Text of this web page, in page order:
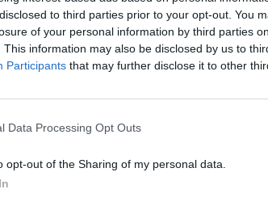
to third parties prior to your opt-out. You
of your personal information by third parties
This information may also be disclosed by us to
Participants that may further disclose it to other
Data Processing Opt Outs
opt-out of the Sharing of my personal data.
után is csak a kijelölt és kiépített
hogy az a környezetre veszélyt ne
gondoskodni kell a biztonságos
a lakott területeken is, mert a
és eloltásáról, a tűzvédelmi szabályok
gondoskodni.
awww.erdotuz.hués